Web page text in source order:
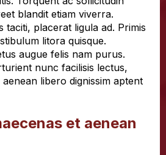
blandit etiam viverra.
taciti, placerat ligula ad. Primis
litora quisque.
augue felis nam purus.
nunc facilisis lectus,
libero dignissim aptent
et aenean